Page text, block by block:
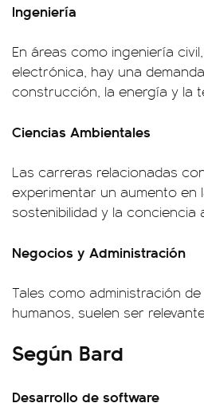
Ingeniería
En áreas como ingeniería
electrónica, hay una
construcción, la energía y la
Ciencias Ambientales
Las carreras relacionadas
experimentar un aumento en
sostenibilidad y la conciencia
Negocios y Administración
Tales como administración
humanos, suelen ser
Según Bard
Desarrollo de software